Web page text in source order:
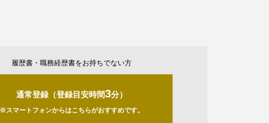
履歴書・職務経歴書をお持ちでない方
通常登録（登録目安時間3分）
※スマートフォンからはこちらがおすすめです。